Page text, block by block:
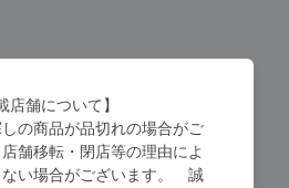
店舗について】
の商品が品切れの場合がご
舗移転・閉店等の理由によ
ない場合がございます。 誠